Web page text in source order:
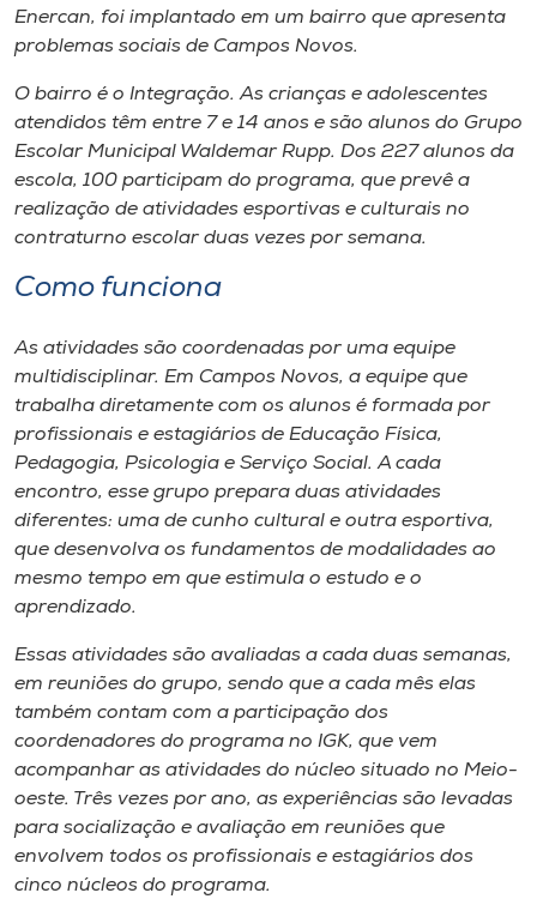
Enercan, foi implantado em um bairro que apresenta
problemas sociais de Campos Novos.
O bairro é o Integração. As crianças e adolescentes
atendidos têm entre 7 e 14 anos e são alunos do Grupo
Escolar Municipal Waldemar Rupp. Dos 227 alunos da
escola, 100 participam do programa, que prevê a
realização de atividades esportivas e culturais no
contraturno escolar duas vezes por semana.
Como funciona
As atividades são coordenadas por uma equipe
multidisciplinar. Em Campos Novos, a equipe que
trabalha diretamente com os alunos é formada por
profissionais e estagiários de Educação Física,
Pedagogia, Psicologia e Serviço Social. A cada
encontro, esse grupo prepara duas atividades
diferentes: uma de cunho cultural e outra esportiva,
que desenvolva os fundamentos de modalidades ao
mesmo tempo em que estimula o estudo e o
aprendizado.
Essas atividades são avaliadas a cada duas semanas,
em reuniões do grupo, sendo que a cada mês elas
também contam com a participação dos
coordenadores do programa no IGK, que vem
acompanhar as atividades do núcleo situado no Meio-
oeste. Três vezes por ano, as experiências são levadas
para socialização e avaliação em reuniões que
envolvem todos os profissionais e estagiários dos
cinco núcleos do programa.